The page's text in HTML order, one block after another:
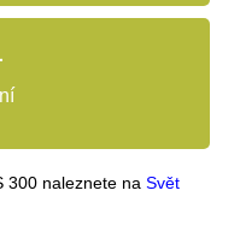
300 naleznete na Svět